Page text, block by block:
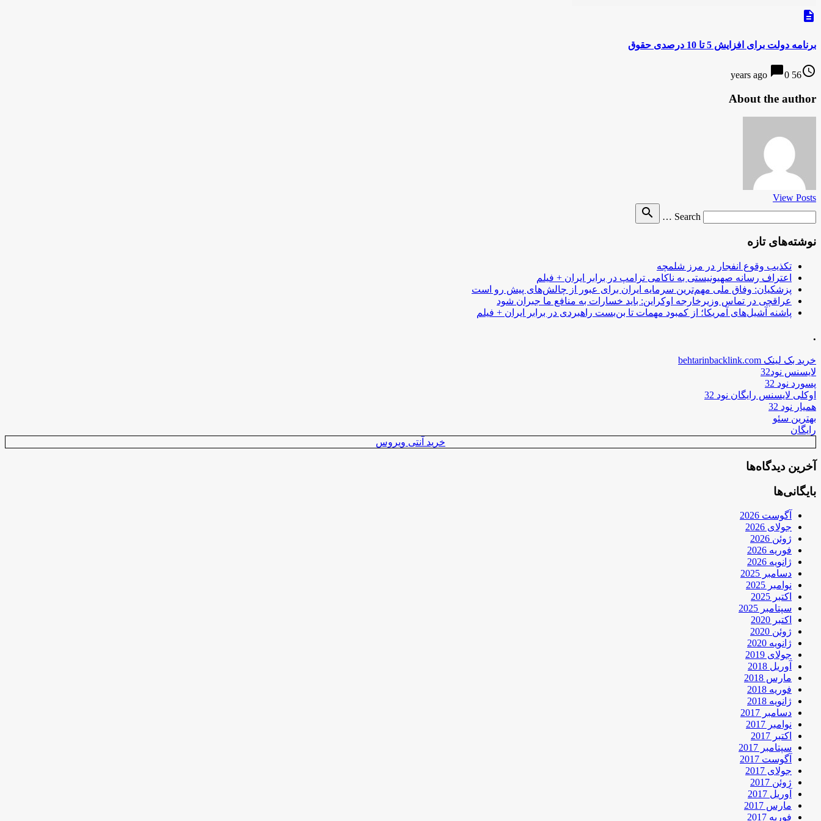
description
برنامه دولت برای افزایش 5 تا 10 درصدی حقوق
access_time
56 years ago
chat_bubble0
About the author
View Posts
Search …
search
نوشته‌های تازه
تکذیب وقوع انفجار در مرز شلمچه
اعتراف رسانه صهیونیستی به ناکامی ترامپ در برابر ایران + فیلم
پزشکیان: وفاق ملی مهم‌ترین سرمایه ایران برای عبور از چالش‌های پیش رو است
عراقچی در تماس وزیرخارجه اوکراین: باید خسارات به منافع ما جبران شود
پاشنه آشیل‌های آمریکا؛ از کمبود مهمات تا بن‌بست راهبردی در برابر ایران + فیلم
.
خرید بک لینک behtarinbacklink.com
لایسنس نود32
پسورد نود 32
اوکلی لایسنس رایگان نود 32
همیار نود 32
بهترین سئو
رایگان
خرید آنتی ویروس
آخرین دیدگاه‌ها
بایگانی‌ها
آگوست 2026
جولای 2026
ژوئن 2026
فوریه 2026
ژانویه 2026
دسامبر 2025
نوامبر 2025
اکتبر 2025
سپتامبر 2025
اکتبر 2020
ژوئن 2020
ژانویه 2020
جولای 2019
آوریل 2018
مارس 2018
فوریه 2018
ژانویه 2018
دسامبر 2017
نوامبر 2017
اکتبر 2017
سپتامبر 2017
آگوست 2017
جولای 2017
ژوئن 2017
آوریل 2017
مارس 2017
فوریه 2017